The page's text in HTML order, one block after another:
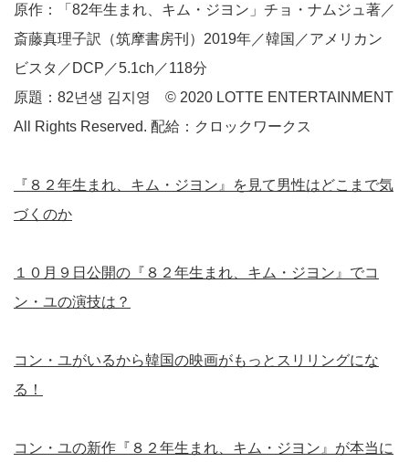
原作：「82年生まれ、キム・ジヨン」チョ・ナムジュ著／
斎藤真理子訳（筑摩書房刊）2019年／韓国／アメリカン
ビスタ／DCP／5.1ch／118分
原題：82년생 김지영 © 2020 LOTTE ENTERTAINMENT
All Rights Reserved. 配給：クロックワークス
『８２年生まれ、キム・ジヨン』を見て男性はどこまで気
づくのか
１０月９日公開の『８２年生まれ、キム・ジヨン』でコ
ン・ユの演技は？
コン・ユがいるから韓国の映画がもっとスリリングにな
る！
コン・ユの新作『８２年生まれ、キム・ジヨン』が本当に